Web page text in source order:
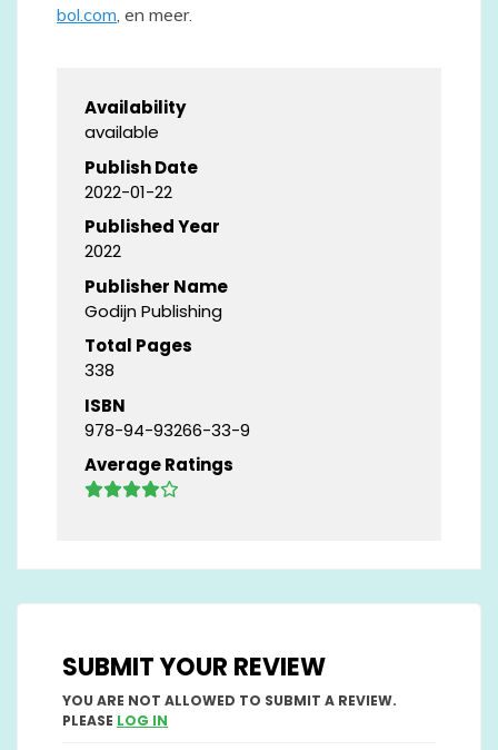
bol.com , en meer.
Availability
available
Publish Date
2022-01-22
Published Year
2022
Publisher Name
Godijn Publishing
Total Pages
338
ISBN
978-94-93266-33-9
Average Ratings
SUBMIT YOUR REVIEW
YOU ARE NOT ALLOWED TO SUBMIT A REVIEW.
PLEASE LOG IN